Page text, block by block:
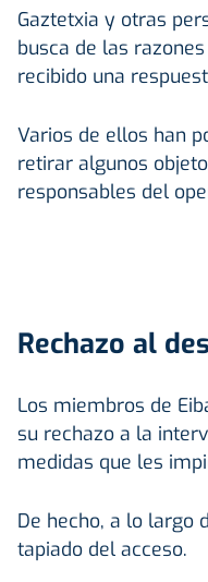
Gaztetxia y otras
busca de las
recibido una
Varios de ellos han
retirar algunos
responsables del
Rechazo al
Los miembros de
su rechazo a la
medidas que les
De hecho, a lo largo
tapiado del acceso.